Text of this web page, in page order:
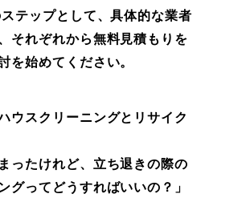
テップとして、具体的な業者
それぞれから無料見積もりを
を始めてください。
ウスクリーニングとリサイク
ったけれど、立ち退きの際の
グってどうすればいいの？」